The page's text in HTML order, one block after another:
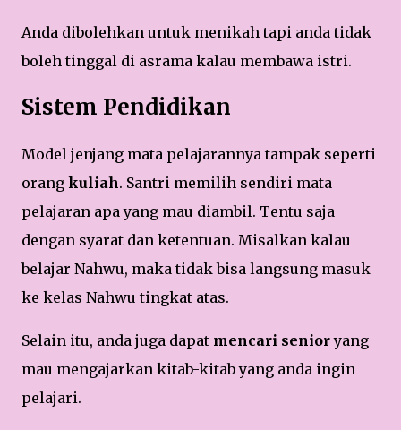
Anda dibolehkan untuk menikah tapi anda tidak
boleh tinggal di asrama kalau membawa istri.
Sistem Pendidikan
Model jenjang mata pelajarannya tampak seperti
orang kuliah. Santri memilih sendiri mata
pelajaran apa yang mau diambil. Tentu saja
dengan syarat dan ketentuan. Misalkan kalau
belajar Nahwu, maka tidak bisa langsung masuk
ke kelas Nahwu tingkat atas.
Selain itu, anda juga dapat mencari senioryang
mau mengajarkan kitab-kitab yang anda ingin
pelajari.